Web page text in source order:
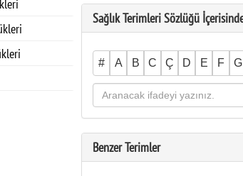
Sağlık Terimleri Sözlüğü
# A B C Ç D E F G
Benzer Terimler